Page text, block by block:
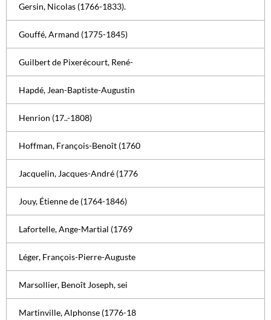
Gersin, Nicolas (1766-1833).
Gouffé, Armand (1775-1845)
Guilbert de Pixerécourt, René-
Hapdé, Jean-Baptiste-Augustin
Henrion (17..-1808)
Hoffman, François-Benoît (1760
Jacquelin, Jacques-André (1776
Jouy, Étienne de (1764-1846)
Lafortelle, Ange-Martial (1769
Léger, François-Pierre-Auguste
Marsollier, Benoît Joseph, sei
Martinville, Alphonse (1776-18